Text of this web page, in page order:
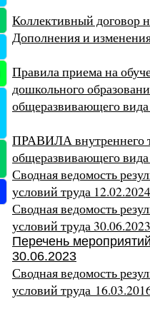
Коллективный договор
Дополнения и
Правила приема на
дошкольного
общеразвивающего
ПРАВИЛА внутреннего
общеразвивающего
Сводная ведомость
условий труда 12.02.2024
Сводная ведомость
условий труда 30.06.2023
Перечень
30.06.2023
Сводная ведомость
условий труда